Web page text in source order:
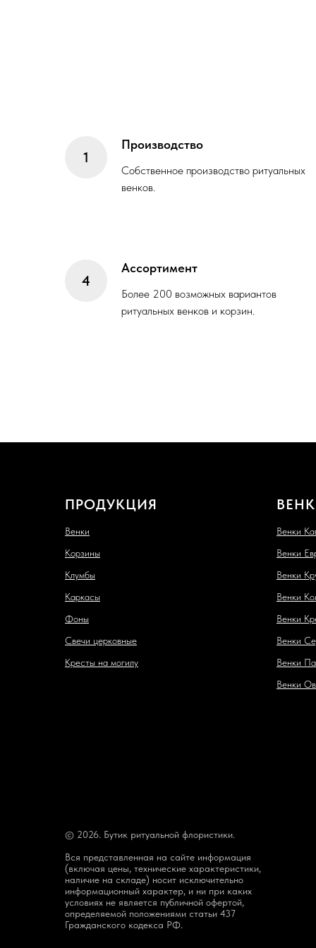
Производство
Собственное производство ритуальных
венков.
Ассортимент
Более 200 возможных вариантов
ритуальных венков и корзин.
ПРОДУКЦИЯ
Венки
Корзины
Клумбы
Каркасы
Фоны
Свечи церковные
Кресты на могилу
Венки
Венки
Венки
Венки
Венки
Венки
Венки
Венки
© 2026. Бутик ритуальной флористики.
Вся представленная на сайте информация
(включая цены, технические характеристики,
наличие на складе) носит исключительно
информационный характер, и ни при каких
условиях не является публичной офертой,
определяемой положениями статьи 437
Гражданского кодекса РФ.